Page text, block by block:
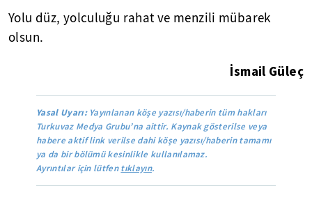
Yolu düz, yolculuğu rahat ve menzili mübarek
olsun.
İsmail Güleç
Yasal Uyarı: Yayınlanan köşe yazısı/haberin tüm hakları
Turkuvaz Medya Grubu’na aittir. Kaynak gösterilse veya
habere aktif link verilse dahi köşe yazısı/haberin tamamı
ya da bir bölümü kesinlikle kullanılamaz.
Ayrıntılar için lütfentıklayın.